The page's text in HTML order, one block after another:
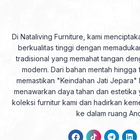
Di Nataliving Furniture, kami
berkualitas tinggi dengan
tradisional yang memahat tangan
modern. Dari bahan mentah hingga
memastikan "Keindahan Jati Jepara"
menawarkan daya tahan dan estetika
koleksi furnitur kami dan hadirkan
ke dalam ruang